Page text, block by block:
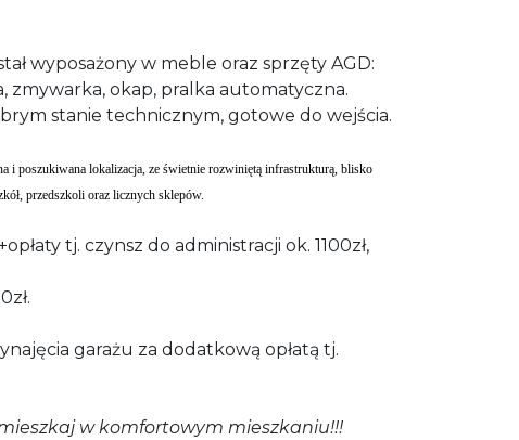
wyposażony w meble oraz sprzęty AGD:
zmywarka, okap, pralka automatyczna.
stanie technicznym, gotowe do wejścia.
i poszukiwana lokalizacja, ze świetnie rozwiniętą infrastrukturą, blisko
przedszkoli oraz licznych sklepów.
tj. czynsz do administracji ok. 1100zł,
garażu za dodatkową opłatą tj.
w komfortowym mieszkaniu!!!